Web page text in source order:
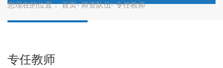
您现在的位置：首页-师资队伍- 专任教师
专任教师